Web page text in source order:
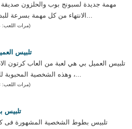
مهمة جديدة لسبونج بوب والحلزون
الانتهاء من كل مهمة بسرعة للبدا بمه...
(مرات اللعب: 4 438)
تلبيس
تلبيس العميل بي هي لعبة من العاب كرتون
، وهذه الشخصية المحبوبة للاطف...
(مرات اللعب: 3 549)
تلبيس
تلبيس بطوط الشخصية المشهورة فى